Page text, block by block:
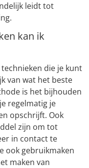
leidt tot
kan ik
die je kunt
van wat het beste
is het bijhouden
regelmatig je
opschrijft. Ook
zijn om tot
in contact te
ook gebruikmaken
maken van